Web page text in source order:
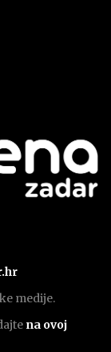
medije.
na ovoj